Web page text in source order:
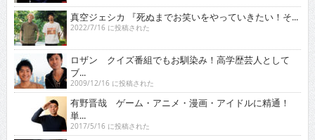
真空ジェシカ 『死ぬまでお笑いをやっていきたい！そ...
2022/7/16 に投稿された
ロザン クイズ番組でもお馴染み！高学歴芸人として
ブ...
2009/12/16 に投稿された
有野晋哉 ゲーム・アニメ・漫画・アイドルに精通！
単...
2017/5/16 に投稿された